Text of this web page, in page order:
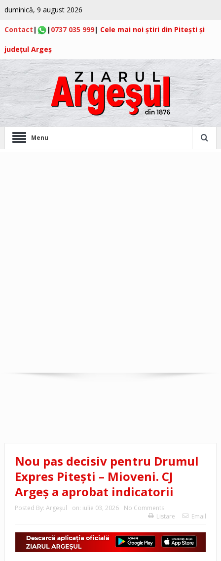
duminică, 9 august 2026
Contact | | 0737 035 999| Cele mai noi știri din Pitești și
județul Argeș
Menu
Nou pas decisiv pentru Drumul
Expres Pitești – Mioveni. CJ
Argeș a aprobat indicatorii
Posted By: Argeşul on: iulie 03, 2026
No Comments
Listare
Email